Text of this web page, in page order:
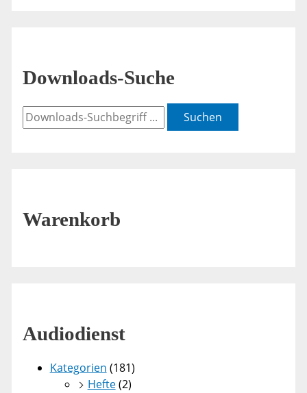
Downloads-Suche
Suchen
Warenkorb
Audiodienst
Kategorien (181)
Hefte(2)